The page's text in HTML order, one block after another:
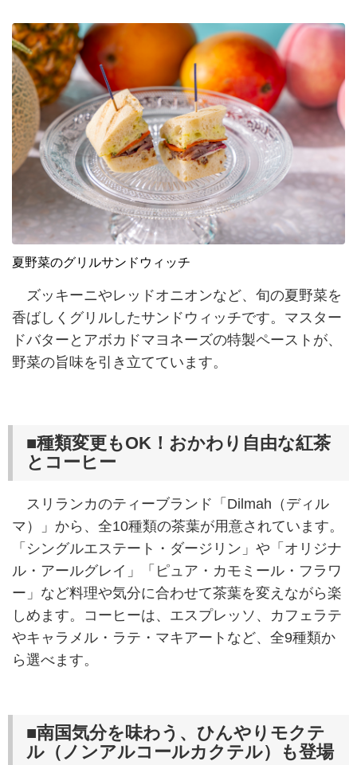
夏野菜のグリルサンドウィッチ
ズッキーニやレッドオニオンなど、旬の夏野菜を
香ばしくグリルしたサンドウィッチです。マスター
ドバターとアボカドマヨネーズの特製ペーストが、
野菜の旨味を引き立てています。
■種類変更もOK！おかわり自由な紅茶
とコーヒー
スリランカのティーブランド「Dilmah（ディル
マ）」から、全10種類の茶葉が用意されています。
「シングルエステート・ダージリン」や「オリジナ
ル・アールグレイ」「ピュア・カモミール・フラワ
ー」など料理や気分に合わせて茶葉を変えながら楽
しめます。コーヒーは、エスプレッソ、カフェラテ
やキャラメル・ラテ・マキアートなど、全9種類か
ら選べます。
■南国気分を味わう、ひんやりモクテ
ル（ノンアルコールカクテル）も登場